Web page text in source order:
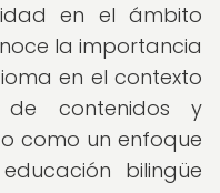
en el ámbito
la importancia
en el contexto
de contenidos y
como un enfoque
bilingüe